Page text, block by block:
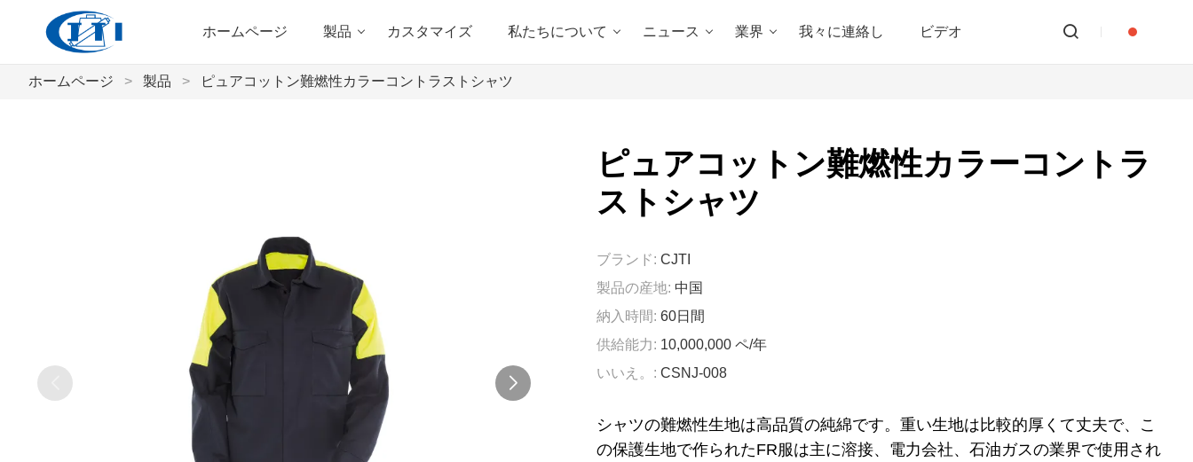
ホームページ 製品 カスタマイズ 私たちについて ニュース 業界 我々に連絡し ビデオ
ホームページ > 製品 > ピュアコットン難燃性カラーコントラストシャツ
ピュアコットン難燃性カラーコントラ
ストシャツ
ブランド: CJTI
製品の産地: 中国
納入時間: 60日間
供給能力: 10,000,000 ペ/年
いいえ。: CSNJ-008
シャツの難燃性生地は高品質の純綿です。重い生地は比較的厚くて丈夫で、こ
の保護生地で作られたFR服は主に溶接、電力会社、石油ガスの業界で使用され